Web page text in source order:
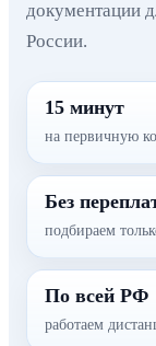
документации
России.
15 минут
на первичную
Без
подбираем
По всей РФ
работаем